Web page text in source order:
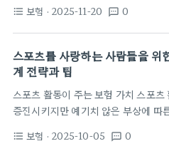
의 구체화와 맞춤형 옵션의 중요성을
히 스포츠 활동은 부상 위험이 상대적
의료비 부담이 큰 편이다. 이 점은 실
인된다. 보험비교의 핵심은 보장 내
이다. 병원비 보장, 입원·수술 급여,
금 지급 절차를 미리 파악해 혼란을 줄
은 스포츠 상황에서 유용한 비교 포인
포츠와 관련된 보험은 개인보험과 가
format_list_bulleted 보험 · 2025-11-20 textsms 0
스포츠를 사랑하는 사람들을 위
계 전략과 팁
스포츠 활동이 주는 보험 가치 스포츠
증진시키지만 예기치 않은 부상에 따
활 기간의 수입 손실은 큰 부담이 될 수
format_list_bulleted 보험 · 2025-10-05 textsms 0